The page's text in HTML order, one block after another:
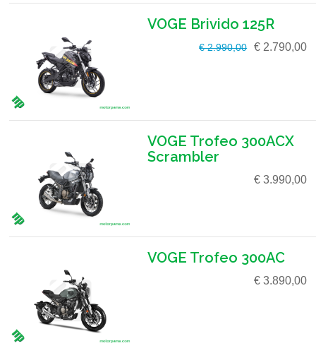
VOGE Brivido 125R
€ 2.990,00 € 2.790,00
VOGE Trofeo 300ACX
Scrambler
€ 3.990,00
VOGE Trofeo 300AC
€ 3.890,00